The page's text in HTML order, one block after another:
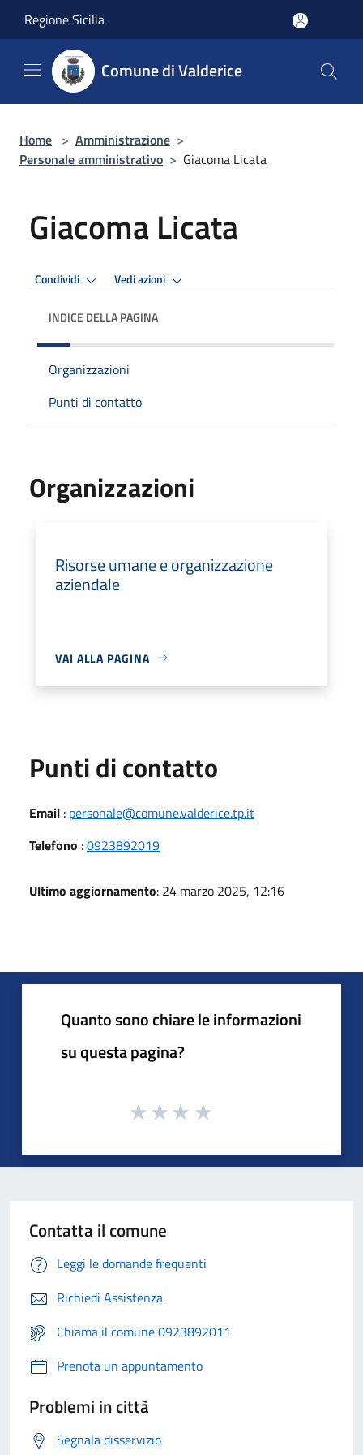
Regione Sicilia
Comune di Valderice
Home > Amministrazione >
Personale amministrativo > Giacoma Licata
Giacoma Licata
Condividi Vedi azioni
INDICE DELLA PAGINA
Organizzazioni
Punti di contatto
Organizzazioni
Risorse umane e organizzazione
aziendale
VAI ALLA PAGINA
Punti di contatto
Email : personale@comune.valderice.tp.it
Telefono :0923892019
Ultimo aggiornamento: 24 marzo 2025, 12:16
Quanto sono chiare le informazioni
su questa pagina?
Contatta il comune
Leggi le domande frequenti
Richiedi Assistenza
Chiama il comune 0923892011
Prenota un appuntamento
Problemi in città
Segnala disservizio